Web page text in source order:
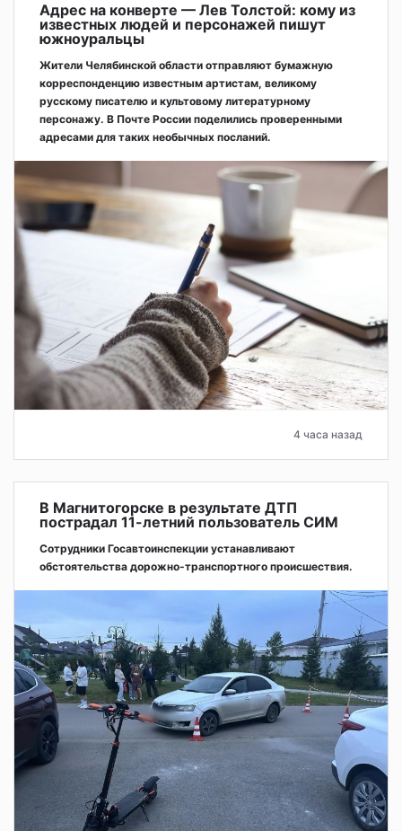
Адрес на конверте — Лев Толстой: кому из
известных людей и персонажей пишут
южноуральцы
Жители Челябинской области отправляют бумажную
корреспонденцию известным артистам, великому
русскому писателю и культовому литературному
персонажу. В Почте России поделились проверенными
адресами для таких необычных посланий.
4 часа назад
В Магнитогорске в результате ДТП
пострадал 11-летний пользователь СИМ
Сотрудники Госавтоинспекции устанавливают
обстоятельства дорожно-транспортного происшествия.